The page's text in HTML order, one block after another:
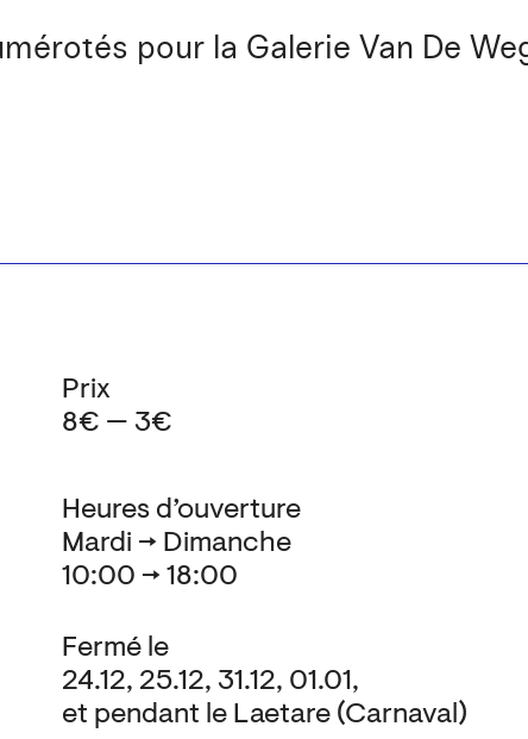
pour la Galerie Van De
Heures d’ouverture
Mardi → Dimanche
10:00 → 18:00
Fermé le
24.12, 25.12, 31.12, 01.01,
et pendant le Laetare (Carnaval)
Prix
8€ — 3€